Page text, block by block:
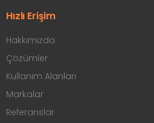
Hızlı Erişim
Hakkımızda
Çözümler
Kullanım Alanları
Markalar
Referanslar